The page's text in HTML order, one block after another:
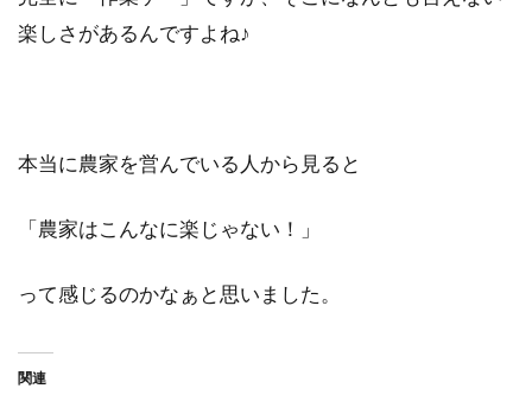
楽しさがあるんですよね♪
本当に農家を営んでいる人から見ると
「農家はこんなに楽じゃない！」
って感じるのかなぁと思いました。
関連